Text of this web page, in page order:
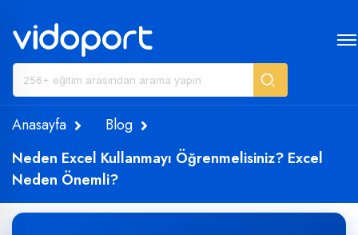
Anasayfa
Blog
Neden Excel Kullanmayı Öğrenmelisiniz? Excel
Neden Önemli?